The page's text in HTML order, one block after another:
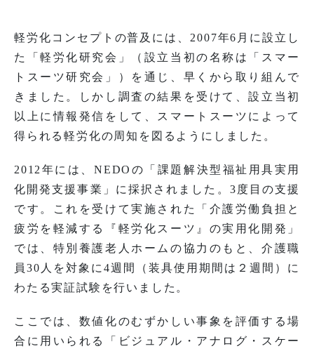
軽労化コンセプトの普及には、2007年6月に設立し
た「軽労化研究会」（設立当初の名称は「スマー
トスーツ研究会」）を通じ、早くから取り組んで
きました。しかし調査の結果を受けて、設立当初
以上に情報発信をして、スマートスーツによって
得られる軽労化の周知を図るようにしました。
2012年には、NEDOの「課題解決型福祉用具実用
化開発支援事業」に採択されました。3度目の支援
です。これを受けて実施された「介護労働負担と
疲労を軽減する『軽労化スーツ』の実用化開発」
では、特別養護老人ホームの協力のもと、介護職
員30人を対象に4週間（装具使用期間は２週間）に
わたる実証試験を行いました。
ここでは、数値化のむずかしい事象を評価する場
合に用いられる「ビジュアル・アナログ・スケー